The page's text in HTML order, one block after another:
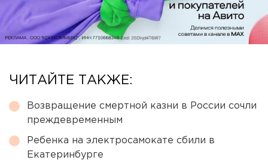
ЧИТАЙТЕ ТАКЖЕ:
Возвращение смертной казни в России сочли
преждевременным
Ребенка на электросамокате сбили в
Екатеринбурге